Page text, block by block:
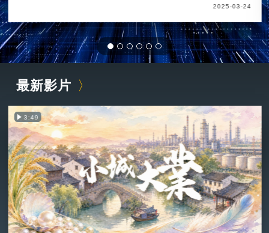
2025-03-24
最新影片
3:49